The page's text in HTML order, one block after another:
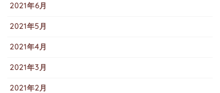
2021年6月
2021年5月
2021年4月
2021年3月
2021年2月